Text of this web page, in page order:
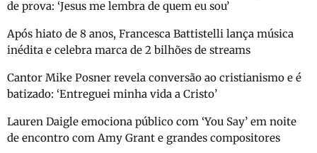
de prova: ‘Jesus me lembra de quem eu sou’
Após hiato de 8 anos, Francesca Battistelli lança música
inédita e celebra marca de 2 bilhões de streams
Cantor Mike Posner revela conversão ao cristianismo e é
batizado: ‘Entreguei minha vida a Cristo’
Lauren Daigle emociona público com ‘You Say’ em noite
de encontro com Amy Grant e grandes compositores